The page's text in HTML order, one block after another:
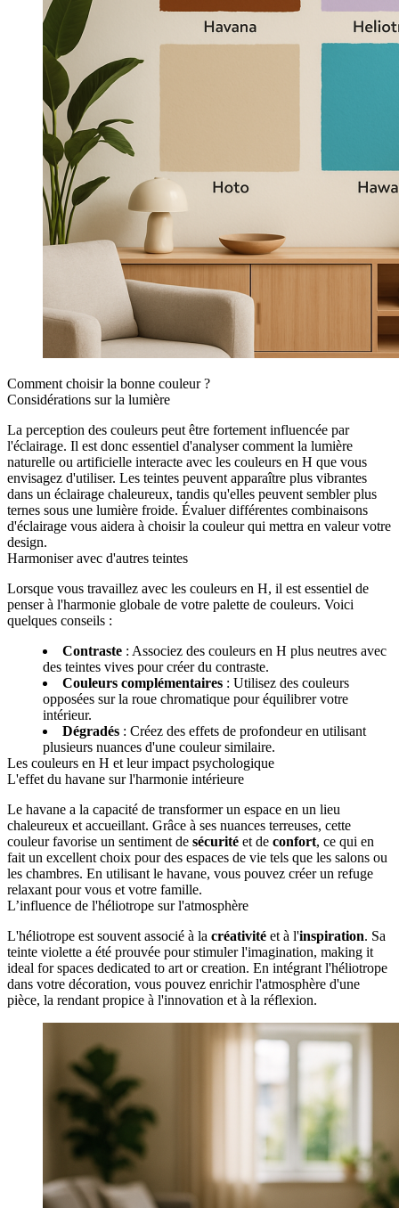
Comment choisir la bonne couleur ?
Considérations sur la lumière
La perception des couleurs peut être fortement influencée par
l'éclairage. Il est donc essentiel d'analyser comment la lumière
naturelle ou artificielle interacte avec les couleurs en H que vous
envisagez d'utiliser. Les teintes peuvent apparaître plus vibrantes
dans un éclairage chaleureux, tandis qu'elles peuvent sembler plus
ternes sous une lumière froide. Évaluer différentes combinaisons
d'éclairage vous aidera à choisir la couleur qui mettra en valeur votre
design.
Harmoniser avec d'autres teintes
Lorsque vous travaillez avec les couleurs en H, il est essentiel de
penser à l'harmonie globale de votre palette de couleurs. Voici
quelques conseils :
Contraste : Associez des couleurs en H plus neutres avec
des teintes vives pour créer du contraste.
Couleurs complémentaires : Utilisez des couleurs
opposées sur la roue chromatique pour équilibrer votre
intérieur.
Dégradés : Créez des effets de profondeur en utilisant
plusieurs nuances d'une couleur similaire.
Les couleurs en H et leur impact psychologique
L'effet du havane sur l'harmonie intérieure
Le havane a la capacité de transformer un espace en un lieu
chaleureux et accueillant. Grâce à ses nuances terreuses, cette
couleur favorise un sentiment de sécurité et de confort, ce qui en
fait un excellent choix pour des espaces de vie tels que les salons ou
les chambres. En utilisant le havane, vous pouvez créer un refuge
relaxant pour vous et votre famille.
L’influence de l'héliotrope sur l'atmosphère
L'héliotrope est souvent associé à la créativité et à l'inspiration. Sa
teinte violette a été prouvée pour stimuler l'imagination, making it
ideal for spaces dedicated to art or creation. En intégrant l'héliotrope
dans votre décoration, vous pouvez enrichir l'atmosphère d'une
pièce, la rendant propice à l'innovation et à la réflexion.